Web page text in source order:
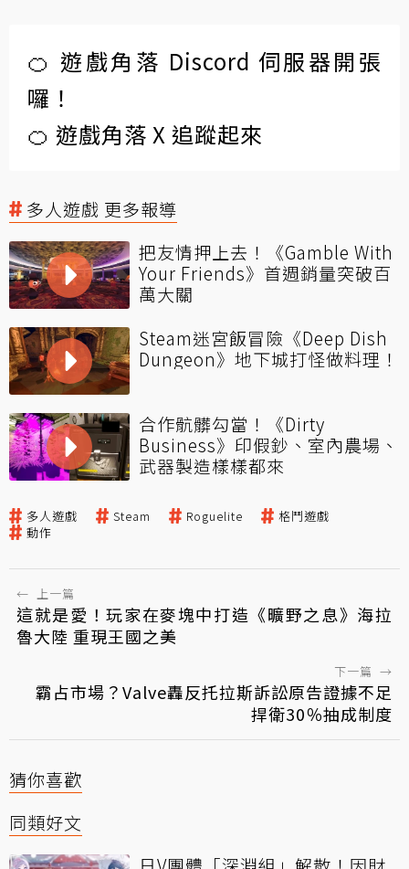
🍊 遊戲角落 Discord 伺服器開張
囉！
🍊 遊戲角落 X 追蹤起來
多人遊戲 更多報導
把友情押上去！《Gamble With
Your Friends》首週銷量突破百
萬大關
Steam迷宮飯冒險《Deep Dish
Dungeon》地下城打怪做料理！
合作骯髒勾當！《Dirty
Business》印假鈔、室內農場、
武器製造樣樣都來
多人遊戲 Steam Roguelite
格鬥遊戲
動作
← 上一篇
這就是愛！玩家在麥塊中打造《曠野之息》海拉
魯大陸 重現王國之美
下一篇 →
霸占市場？Valve轟反托拉斯訴訟原告證據不足
捍衛30％抽成制度
猜你喜歡
同類好文